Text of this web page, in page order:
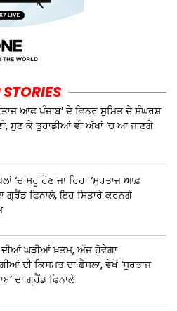
ਆਫ਼ ਪੰਜਾਬ’ ਦੇ ਵਿਨਰ ਸੁਮਿਤ ਦੇ ਸੰਘਰਸ਼
ਸੁਣ ਕੇ ਤੁਹਾਡੀਆਂ ਵੀ ਅੱਖਾਂ ‘ਚ ਆ ਜਾਣਗੇ
‘ਚ ਸ਼ੁਰੂ ਹੋਣ ਜਾ ਰਿਹਾ ‘ਸੁਰਤਾਜ ਆਫ਼
ਗ੍ਰੈਂਡ ਫਿਨਾਲੇ, ਇਹ ਸਿਤਾਰੇ ਕਰਨਗੇ
ਘੜੀਆਂ ਖ਼ਤਮ, ਅੱਜ ਹੋਵੇਗਾ
ਦੀ ਕਿਸਮਤ ਦਾ ਫ਼ੈਸਲਾ, ਵੇਖੋ ‘ਸੁਰਤਾਜ
ਦਾ ਗ੍ਰੈਂਡ ਫਿਨਾਲੇ